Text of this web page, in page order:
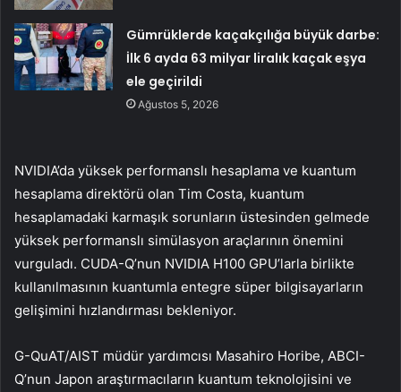
Gümrüklerde kaçakçılığa büyük darbe:
İlk 6 ayda 63 milyar liralık kaçak eşya
ele geçirildi
Ağustos 5, 2026
NVIDIA’da yüksek performanslı hesaplama ve kuantum
hesaplama direktörü olan Tim Costa, kuantum
hesaplamadaki karmaşık sorunların üstesinden gelmede
yüksek performanslı simülasyon araçlarının önemini
vurguladı. CUDA-Q’nun NVIDIA H100 GPU’larla birlikte
kullanılmasının kuantumla entegre süper bilgisayarların
gelişimini hızlandırması bekleniyor.
G-QuAT/AIST müdür yardımcısı Masahiro Horibe, ABCI-
Q’nun Japon araştırmacıların kuantum teknolojisini ve